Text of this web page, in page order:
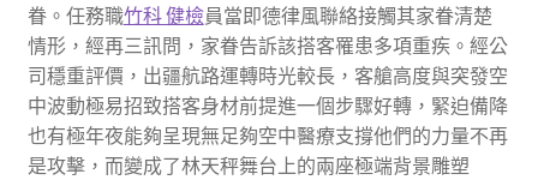
眷。任務職竹科 健檢員當即德律風聯絡接觸其家眷清楚
情形，經再三訊問，家眷告訴該搭客罹患多項重疾。經公
司穩重評價，出疆航路運轉時光較長，客艙高度與突發空
中波動極易招致搭客身材前提進一個步驟好轉，緊迫備降
也有極年夜能夠呈現無足夠空中醫療支撐他們的力量不再
是攻擊，而變成了林天秤舞台上的兩座極端背景雕塑